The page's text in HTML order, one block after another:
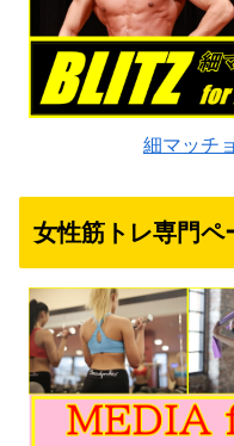
細マッチ
女性筋トレ専門ペ